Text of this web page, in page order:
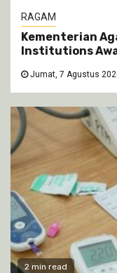
RAGAM
Kementerian
Institutions
Jumat, 7 Agustus
2 min read